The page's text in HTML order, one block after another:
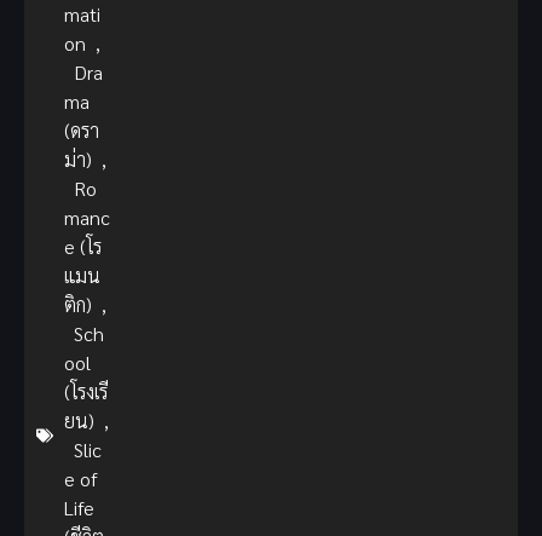
mati
on ,
Dra
ma
(ดรา
ม่า) ,
Ro
manc
e (โร
แมน
ติก) ,
Sch
ool
(โรงเรี
ยน) ,
Slic
e of
Life